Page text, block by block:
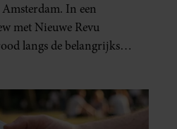
In een
met Nieuwe Revu
langs de belangrijkste
een stortvloed aan
begon hun leven